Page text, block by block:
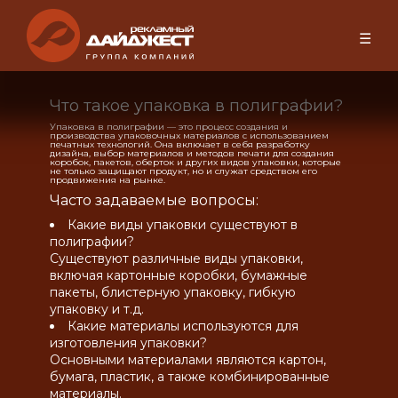
☰
Что такое упаковка в полиграфии?
Упаковка в полиграфии — это процесс создания и
производства упаковочных материалов с использованием
печатных технологий. Она включает в себя разработку
дизайна, выбор материалов и методов печати для создания
коробок, пакетов, оберток и других видов упаковки, которые
не только защищают продукт, но и служат средством его
продвижения на рынке.
Часто задаваемые вопросы:
Какие виды упаковки существуют в
полиграфии?
Существуют различные виды упаковки,
включая картонные коробки, бумажные
пакеты, блистерную упаковку, гибкую
упаковку и т.д.
Какие материалы используются для
изготовления упаковки?
Основными материалами являются картон,
бумага, пластик, а также комбинированные
материалы.